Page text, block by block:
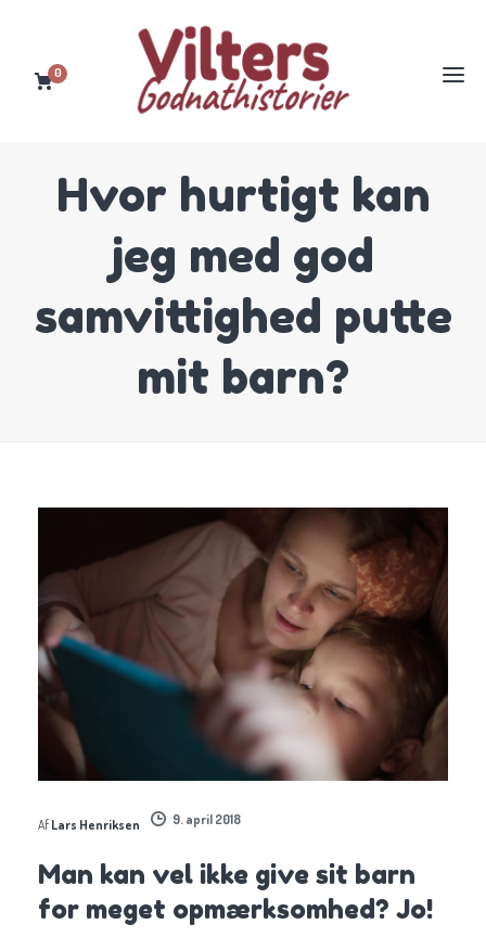
0
Hvor hurtigt kan
jeg med god
samvittighed putte
mit barn?
Af Lars Henriksen 9. april 2018
Man kan vel ikke give sit barn
for meget opmærksomhed? Jo!